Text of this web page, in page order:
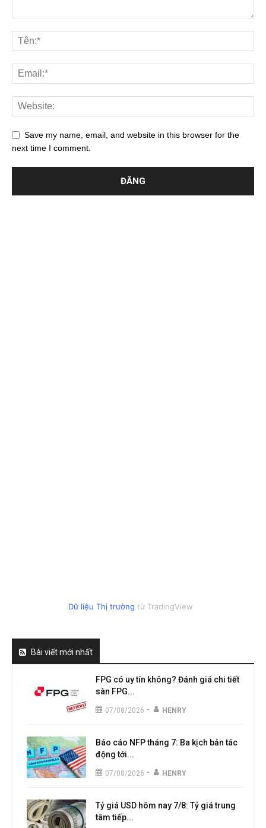
Save my name, email, and website in this browser for the
next time I comment.
Dữ liệu Thị trường từ TradingView
Bài viết mới nhất
FPG có uy tín không? Đánh giá chi tiết
sàn FPG...
07/08/2026 - HENRY
Báo cáo NFP tháng 7: Ba kịch bản tác
động tới...
07/08/2026 - HENRY
Tỷ giá USD hôm nay 7/8: Tỷ giá trung
tâm tiếp...